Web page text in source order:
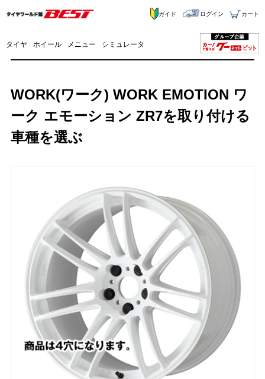
タイヤ ホイール メニュー シミュレータ
ガイド ログイン カート
WORK(ワーク) WORK EMOTION ワ
ーク エモーション ZR7を取り付ける
車種を選ぶ